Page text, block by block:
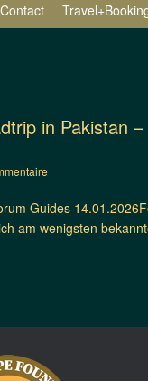
Contact
in Pakistan
Guides
am wenigsten